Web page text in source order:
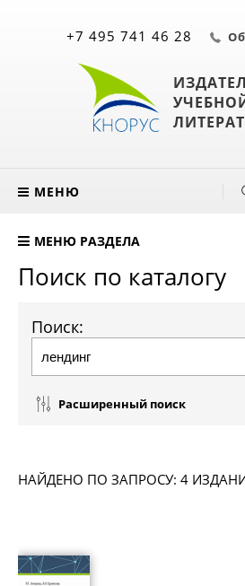
+7 495 741 46 28
МЕНЮ
МЕНЮ РАЗДЕЛА
Поиск по каталогу
Поиск:
Расширенный поиск
НАЙДЕНО ПО ЗАПРОСУ: 4